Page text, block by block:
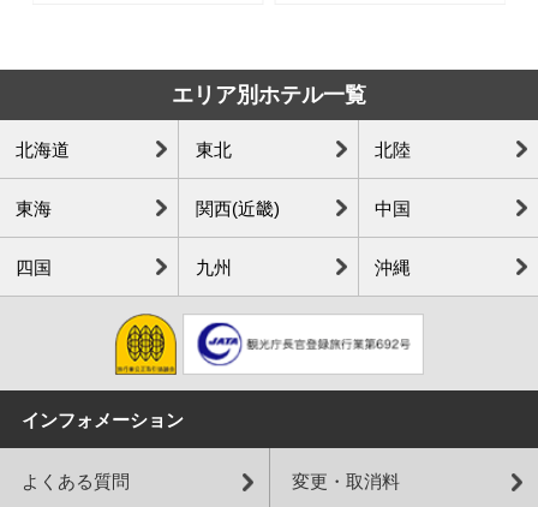
エリア別ホテル一覧
北海道 東北 北陸
東海 関西(近畿) 中国
四国 九州 沖縄
インフォメーション
よくある質問 変更・取消料